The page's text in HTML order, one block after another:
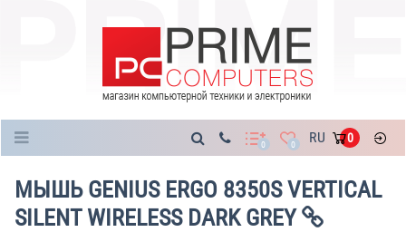
0 0 RU 0
МЫШЬ GENIUS ERGO 8350S VERTICAL
SILENT WIRELESS DARK GREY